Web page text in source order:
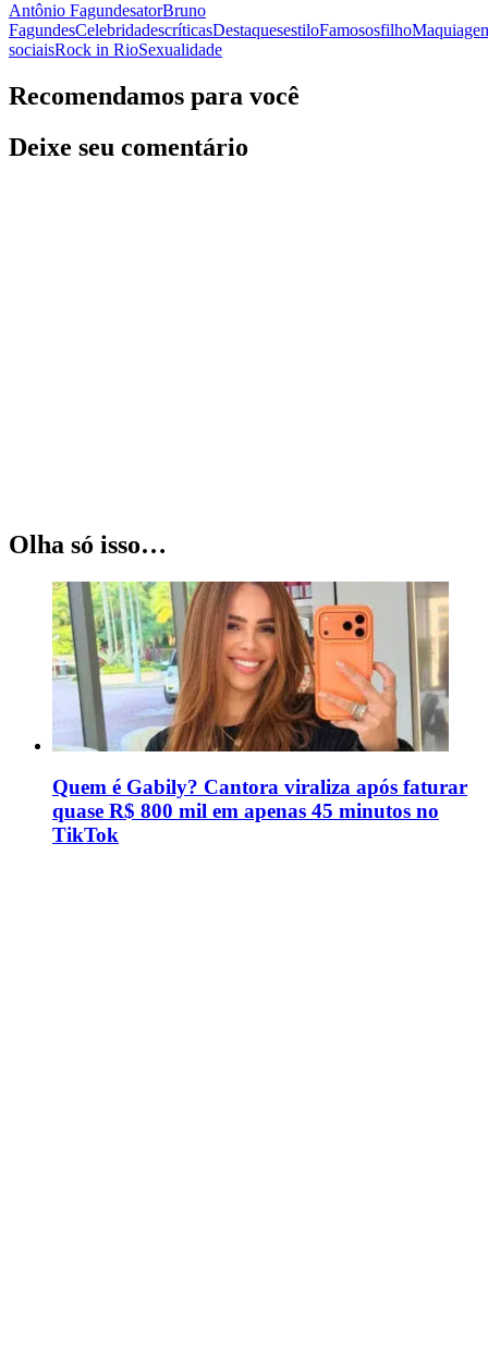
Antônio FagundesatorBruno
FagundesCelebridadescríticasDestaquesestiloFamososfilho
sociaisRock in RioSexualidade
Recomendamos para você
Deixe seu comentário
Olha só isso…
Quem é Gabily? Cantora viraliza após faturar
quase R$ 800 mil em apenas 45 minutos no
TikTok